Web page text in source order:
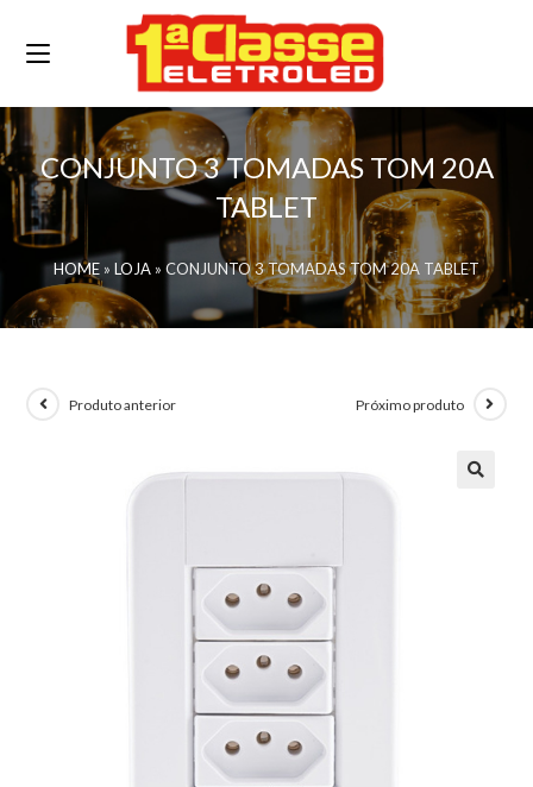
CONJUNTO 3 TOMADAS TOM 20A
TABLET
HOME » LOJA » CONJUNTO 3 TOMADAS TOM 20A TABLET
Produto anterior Próximo produto